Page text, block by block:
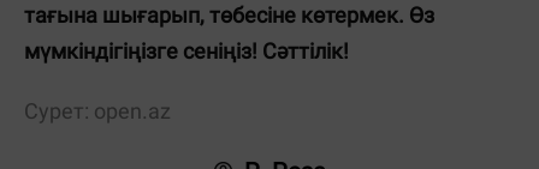
тағына шығарып, төбесіне көтермек. Өз
мүмкіндігіңізге сеніңіз! Сәттілік!
Сурет: open.az